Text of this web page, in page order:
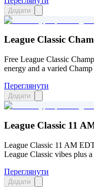
Додати
League Classic
Free League Classic
energy and a varied
Переглянути
Додати
League Classic 11
League Classic 11 AM
League Classic vibes plus
Переглянути
Додати